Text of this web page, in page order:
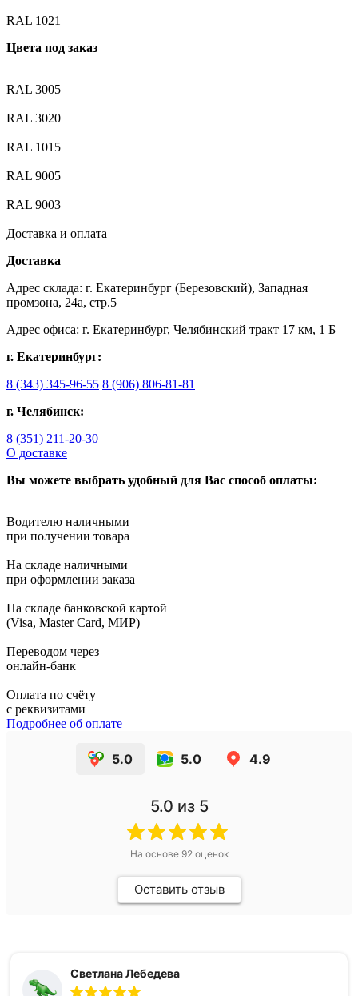
RAL 1021
Цвета под заказ
RAL 3005
RAL 3020
RAL 1015
RAL 9005
RAL 9003
Доставка и оплата
Доставка
Адрес склада: г. Екатеринбург (Березовский), Западная
промзона, 24а, стр.5
Адрес офиса: г. Екатеринбург, Челябинский тракт 17 км, 1 Б
г. Екатеринбург:
8 (343) 345-96-55 8 (906) 806-81-81
г. Челябинск:
8 (351) 211-20-30
О доставке
Вы можете выбрать удобный для Вас способ оплаты:
Водителю наличными
при получении товара
На складе наличными
при оформлении заказа
На складе банковской картой
(Visa, Master Card, МИР)
Переводом через
онлайн-банк
Оплата по счёту
с реквизитами
Подробнее об оплате
5.0 5.0 4.9
5.0 из 5
На основе 92 оценок
Оставить отзыв
Светлана Лебедева